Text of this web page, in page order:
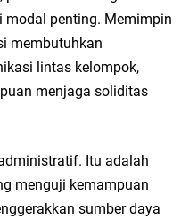
modal penting. Memimpin
membutuhkan
lintas kelompok,
menjaga soliditas
Itu adalah
menguji kemampuan
sumber daya